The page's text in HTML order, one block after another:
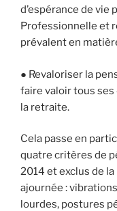
d’espérance de vie
Professionnelle et
prévalent en
● Revaloriser la
faire valoir tous ses
la retraite.
Cela passe en
quatre critères de
2014 et exclus de
ajournée :
lourdes, postures